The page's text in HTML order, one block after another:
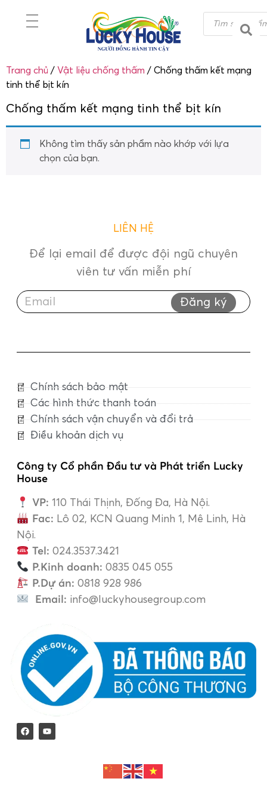
Trang chủ / Vật liệu chống thấm / Chống thấm kết mạng
tinh thể bịt kín
Chống thấm kết mạng tinh thể bịt kín
Không tìm thấy sản phẩm nào khớp với lựa
chọn của bạn.
LIÊN HỆ
Để lại email để được đội ngũ chuyên
viên tư vấn miễn phí
Đăng ký
Chính sách bảo mật
Các hình thức thanh toán
Chính sách vận chuyển và đổi trả
Điều khoản dịch vụ
Công ty Cổ phần Đầu tư và Phát triển Lucky
House
VP: 110 Thái Thịnh, Đống Đa, Hà Nội.
Fac: Lô 02, KCN Quang Minh 1, Mê Linh, Hà
Nội.
Tel: 024.3537.3421
P.Kinh doanh: 0835 045 055
P.Dự án: 0818 928 986
Email: info@luckyhousegroup.com